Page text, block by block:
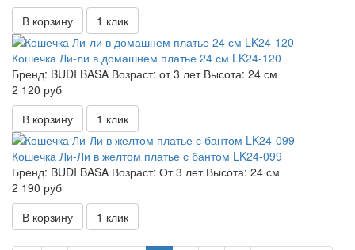
В корзину
1 клик
Кошечка Ли-ли в домашнем платье 24 см LK24-120
Бренд: BUDI BASA Возраст: от 3 лет Высота: 24 см
2 120 руб
В корзину
1 клик
Кошечка Ли-Ли в желтом платье с бантом LK24-099
Бренд: BUDI BASA Возраст: От 3 лет Высота: 24 см
2 190 руб
В корзину
1 клик